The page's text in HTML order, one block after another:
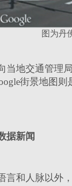
图为丹
当地交通管
街景地图
据新闻
言和人脉以外